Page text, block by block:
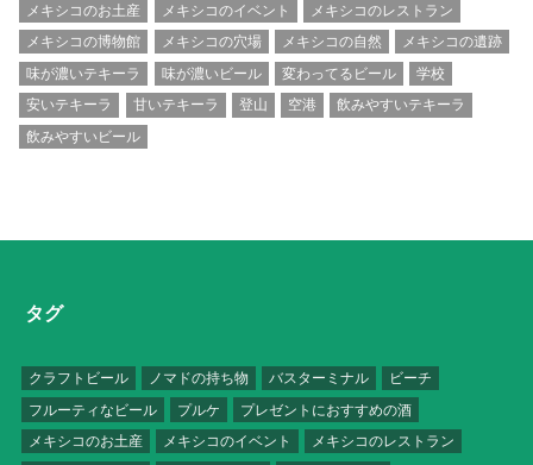
メキシコのお土産
メキシコのイベント
メキシコのレストラン
メキシコの博物館
メキシコの穴場 メキシコの自然
メキシコの遺跡
味が濃いテキーラ
味が濃いビール 変わってるビール
学校
安いテキーラ
甘いテキーラ 登山 空港
飲みやすいテキーラ
飲みやすいビール
タグ
クラフトビール ノマドの持ち物 バスターミナル
ビーチ
フルーティなビール
プルケ
プレゼントにおすすめの酒
メキシコのお土産
メキシコのイベント
メキシコのレストラン